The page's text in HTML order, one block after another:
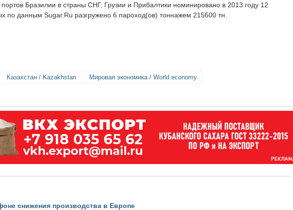
Бразилии в страны СНГ, Грузии и Прибалтики номинировано в 2013 году 12
данным Sugar.Ru разгружено 6 пароход(ов) тоннажем 215600 тн.
Казахстан / Kazakhstan Мировая экономика / World economy
снижения производства в Европе